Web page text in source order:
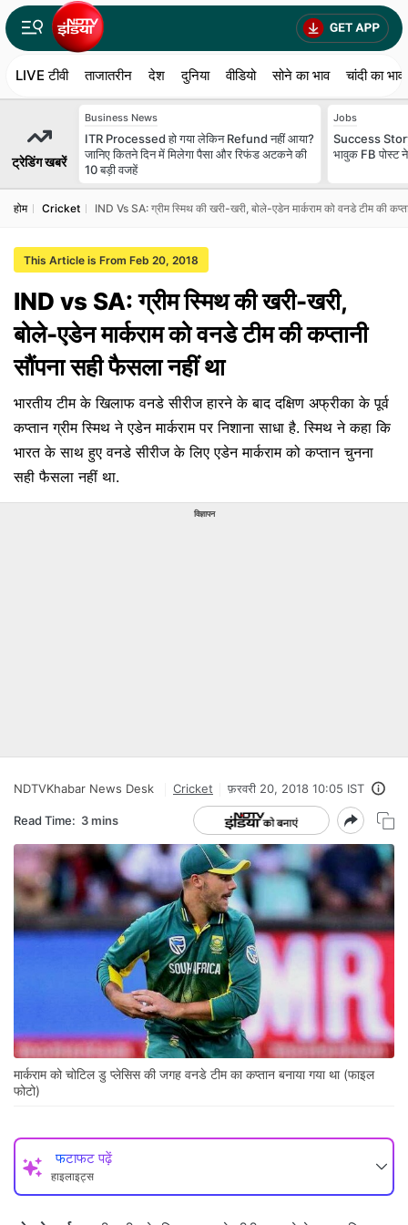
LIVE टीवी ताजातरीन देश दुनिया वीडियो सोने का भाव चांदी का भाव
ट्रेडिंग खबरें
Business News
ITR Processed हो गया लेकिन Refund नहीं आया?
जानिए कितने दिन में मिलेगा पैसा और रिफंड अटकने की
10 बड़ी वजहें
Jobs
Success
भावुक FB पोस्ट
होम Cricket IND Vs SA: ग्रीम स्मिथ की खरी-खरी, बोले-एडेन मार्कराम को वनडे टीम की
This Article is From Feb 20, 2018
IND vs SA: ग्रीम स्मिथ की खरी-खरी,
बोले-एडेन मार्कराम को वनडे टीम की कप्‍तानी
सौंपना सही फैसला नहीं था
भारतीय टीम के खिलाफ वनडे सीरीज हारने के बाद दक्षिण अफ्रीका के पूर्व
कप्तान ग्रीम स्मिथ ने एडेन मार्कराम पर निशाना साधा है. स्मिथ ने कहा कि
भारत के साथ हुए वनडे सीरीज के लिए एडेन मार्कराम को कप्तान चुनना
सही फैसला नहीं था.
विज्ञापन
NDTVKhabar News Desk Cricket फ़रवरी 20, 2018 10:05 IST
Read Time: 3 mins
मार्कराम को चोटिल डु प्‍लेसिस की जगह वनडे टीम का कप्‍तान बनाया गया था (फाइल
फोटो)
फटाफट पढ़ें
हाइलाइट्स